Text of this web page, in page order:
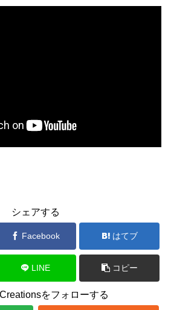
シェアする
Facebook はてブ
LINE コピー
をフォローする